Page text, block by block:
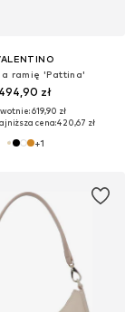
ramię 'Pattina'
494,90 zł
619,90 zł
cena:420,67 zł
+1